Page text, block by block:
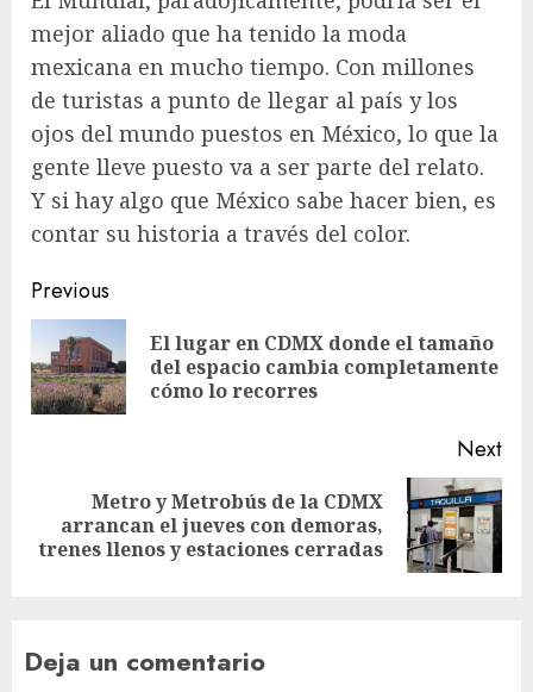
mejor aliado que ha tenido la moda
mexicana en mucho tiempo. Con millones
de turistas a punto de llegar al país y los
ojos del mundo puestos en México, lo que la
gente lleve puesto va a ser parte del relato.
Y si hay algo que México sabe hacer bien, es
contar su historia a través del color.
Post
navigation
Previous
El lugar en CDMX donde el tamaño
del espacio cambia completamente
cómo lo recorres
Next
Next
post:
Metro y Metrobús de la CDMX
arrancan el jueves con demoras,
trenes llenos y estaciones cerradas
Deja un comentario